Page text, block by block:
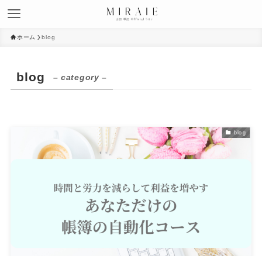
ホーム blog
blog – category –
blog